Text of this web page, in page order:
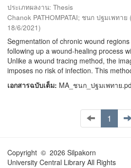
ประเภทผลงาน: Thesis
Chanok PATHOMPATAI; ชนก ปฐมเพทาย (
18/6/2021)
Segmentation of chronic wound
following up a wound-healing process
Unlike a wound tracing method, the
imposes no risk of infection. This
เอกสารฉบับเต็ม: MA_ชนก_ปฐมเพทาย
1
Copyright © 2026 Silpakorn
University Central Library All Rights